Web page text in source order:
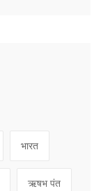
भारत
ऋषभ पंत